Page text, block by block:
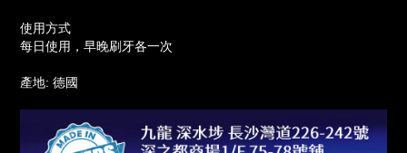
使用方式
每日使用，早晚刷牙各一次
產地: 德國